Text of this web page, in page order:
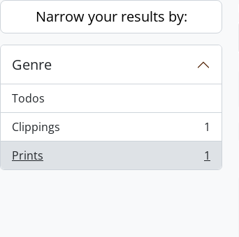
Skip to main content
Narrow your results by:
Genre
Todos
Clippings
, 1 resultados
1
Prints
, 1 resultados 1